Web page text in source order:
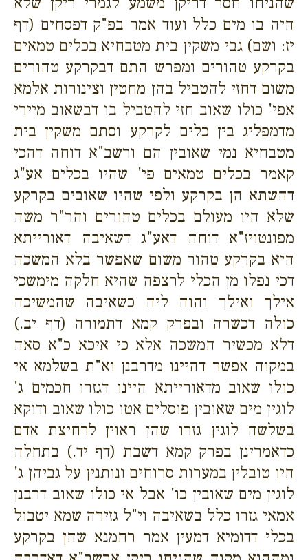
היה בו מים כלל ועוד אמר בפ"ק דפסחים (דף
יז: ושם) גבי משקין בית מטבחיא בכלים טמאים
בקרקע טהורים ומפרש התם דבקרקע טהורים
משום דחזי להטביל בהן מחטין וצינורות אלמא
אפי' כולו שאוב חזי להטביל בו דבשאוב מיירי
מדמפליג בין כלים לקרקע וסתם משקין בית
מטבחיא נמי שאובין הם ורשב"א דוחה דהכי
קאמר בכלים טמאים פי' שהיו בכלים אע"ג
דהשתא הן בקרקע ולפי שהיו שאובים בקרקע
שלא היו מעולם בכלים טהורים והר"ר משה
מפונטויז"א דוחה דאע"ג דשאיבה דאורייתא
היא בקרקע טהור משום שאפשר בלא המשכה
דכי נפלו מן הכלי לרצפה שהיא חלקה מימשכי
אילך ואילך והוה ליה כשאיבה שהמשיכה
כולה דכשרה ובפרק קמא דתמורה (דף יב.)
דלא מכשיר המשכה אלא כי איכא כ"א סאה
במקוה אפשר דהיינו מדרבנן וא"ת בשלמא אי
כולו שאוב מדאורייתא היינו דגזרו חכמים ג'
לוגין מים שאובין פוסלים אטו כולו שאוב ודוקא
בשלשה לוגין גזרו שהן ראוין לרחיצת אדם
כדאמרינן בפרק קמא דשבת (דף יד.) בתחלה
היו טובלין במערות סרוחים ונותנין על גביהן ג'
לוגין מים שאובין כו' אבל אי כולו שאוב דרבנן
אמאי גזרו כלל בשאיבה וי"ל גזירה שמא יטבול
בכלי דדומיא דמעין אמר רחמנא שהן בקרקע